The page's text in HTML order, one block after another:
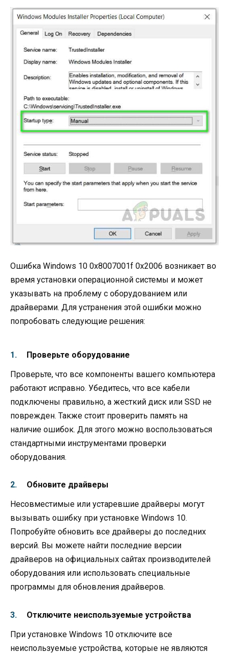
Ошибка Windows 10 0x8007001f 0x2006 возникает во
время установки операционной системы и может
указывать на проблему с оборудованием или
драйверами. Для устранения этой ошибки можно
попробовать следующие решения:
Проверьте оборудование
Проверьте, что все компоненты вашего компьютера
работают исправно. Убедитесь, что все кабели
подключены правильно, а жесткий диск или SSD не
поврежден. Также стоит проверить память на
наличие ошибок. Для этого можно воспользоваться
стандартными инструментами проверки
оборудования.
Обновите драйверы
Несовместимые или устаревшие драйверы могут
вызывать ошибку при установке Windows 10.
Попробуйте обновить все драйверы до последних
версий. Вы можете найти последние версии
драйверов на официальных сайтах производителей
оборудования или использовать специальные
программы для обновления драйверов.
Отключите неиспользуемые устройства
При установке Windows 10 отключите все
неиспользуемые устройства, которые не являются